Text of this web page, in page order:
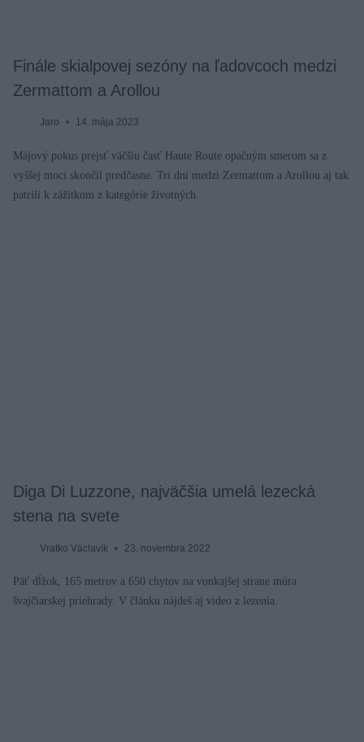
Finále skialpovej sezóny na ľadovcoch medzi
Zermattom a Arollou
Jaro 14. mája 2023
Májový pokus prejsť väčšiu časť Haute Route opačným smerom sa z
vyššej moci skončil predčasne. Tri dni medzi Zermattom a Arollou aj tak
patrili k zážitkom z kategórie životných.
Diga Di Luzzone, najväčšia umelá lezecká
stena na svete
Vratko Václavík 23. novembra 2022
Päť dĺžok, 165 metrov a 650 chytov na vonkajšej strane múra
švajčiarskej priehrady. V článku nájdeš aj video z lezenia.